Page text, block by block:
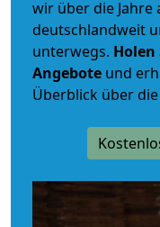
wir über die
deutschlandweit
unterwegs. Holen
Angebote und
Überblick über